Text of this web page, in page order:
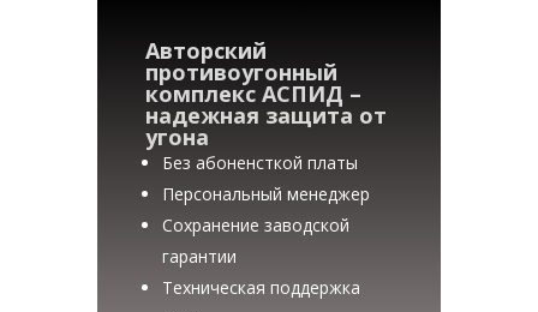
Авторский
противоугонный
комплекс АСПИД –
надежная защита от
угона
Без абоненсткой платы
Персональный менеджер
Сохранение заводской
гарантии
Техническая поддержка